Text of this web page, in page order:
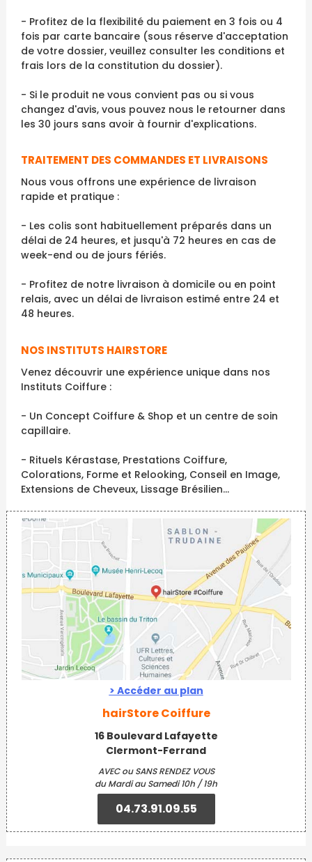
- Profitez de la flexibilité du paiement en 3 fois ou 4
fois par carte bancaire (sous réserve d'acceptation
de votre dossier, veuillez consulter les conditions et
frais lors de la constitution du dossier).
- Si le produit ne vous convient pas ou si vous
changez d'avis, vous pouvez nous le retourner dans
les 30 jours sans avoir à fournir d'explications.
TRAITEMENT DES COMMANDES ET LIVRAISONS
Nous vous offrons une expérience de livraison
rapide et pratique :
- Les colis sont habituellement préparés dans un
délai de 24 heures, et jusqu'à 72 heures en cas de
week-end ou de jours fériés.
- Profitez de notre livraison à domicile ou en point
relais, avec un délai de livraison estimé entre 24 et
48 heures.
NOS INSTITUTS HAIRSTORE
Venez découvrir une expérience unique dans nos
Instituts Coiffure :
- Un Concept Coiffure & Shop et un centre de soin
capillaire.
- Rituels Kérastase, Prestations Coiffure,
Colorations, Forme et Relooking, Conseil en Image,
Extensions de Cheveux, Lissage Brésilien...
> Accéder au plan
hairStore Coiffure
16 Boulevard Lafayette
Clermont-Ferrand
AVEC ou SANS RENDEZ VOUS
du Mardi au Samedi 10h / 19h
04.73.91.09.55